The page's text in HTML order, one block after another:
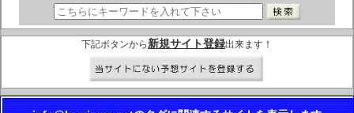
下記ボタンから 新規サイト登録出来ます！